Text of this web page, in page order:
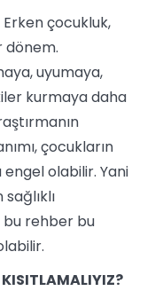
çocukluk,
dönem.
uyumaya,
kurmaya daha
çocukların
olabilir. Yani
bu rehber bu
KISITLAMALIYIZ?